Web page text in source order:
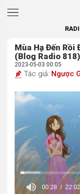
Mùa Hạ Đến Rồi
(Blog Radio 818)
2023-05-03 00:05
Tác giả: Ngược
00:30 22:02